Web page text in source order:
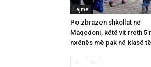
Lajme
Po zbrazen shkollat në
Maqedoni, këtë vit rreth 5
nxënës më pak në klasë